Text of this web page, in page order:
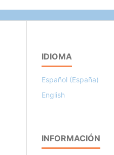
IDIOMA
Español (España)
English
INFORMACIÓN